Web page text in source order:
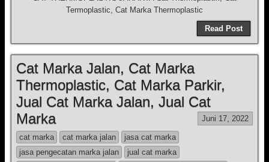
Termoplastic, Cat Marka Thermoplastic
Read Post
Cat Marka Jalan, Cat Marka
Thermoplastic, Cat Marka Parkir,
Jual Cat Marka Jalan, Jual Cat
Marka
Juni 17, 2022
cat marka cat marka jalan
jasa cat marka
jasa pengecatan marka jalan
jual cat marka